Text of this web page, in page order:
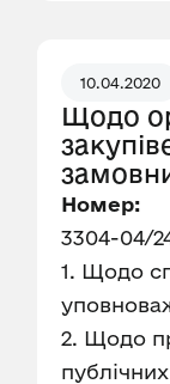
10.04.2020
Щодо
Номер:
3304-04/
1. Щодо
2. Щодо